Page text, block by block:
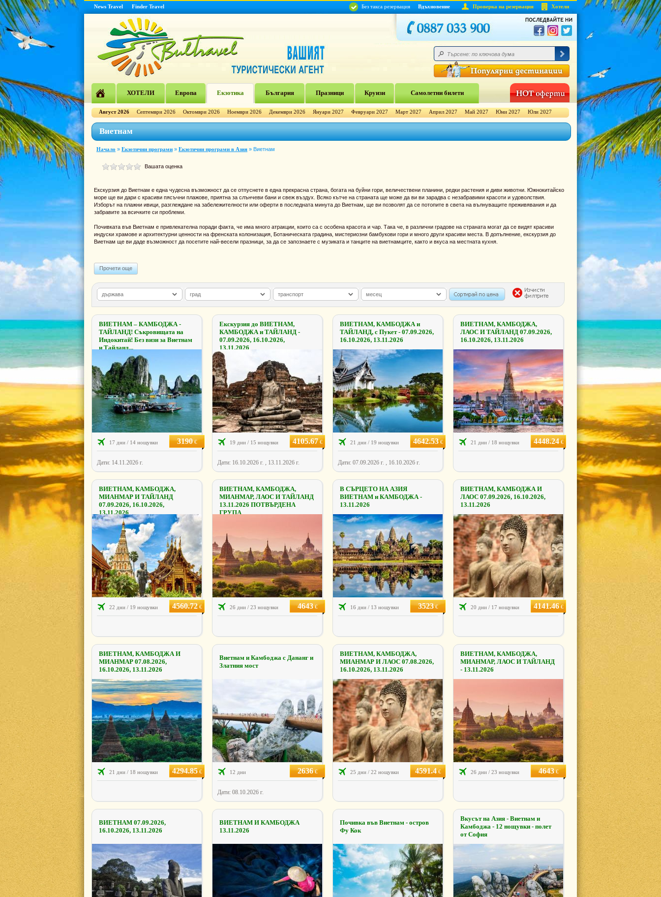
Без такса резервация Вдъхновение Проверка на резервация Хотели
News Travel Finder Travel
ХОТЕЛИ Европа Екзотика България Празници Круизи Самолетни билети
Август 2026 Септември 2026 Октомври 2026 Ноември 2026 Декември 2026 Януари 2027 Февруари 2027 Март 2027 Април 2027 Май 2027 Юни 2027 Юли 2027
Виетнам
Начало » Екзотични програми » Екзотични програми в Азия » Виетнам
Вашата оценка
Екскурзия до Виетнам е една чудесна възможност да се отпуснете в една прекрасна страна, богата на буйни гори, величествени планини, редки растения и диви животни. Южнокитайско
море ще ви дари с красиви пясъчни плажове, приятна за слънчеви бани и свеж въздух. Всяко кътче на страната ще може да ви ви зарадва с незабравими красоти и удоволствия.
Изборът на плажни ивици, разглеждане на забележителности или оферти в последната минута до Виетнам, ще ви позволят да се потопите в света на вълнуващите преживявания и да
забравите за всичките си проблеми.
Почивката във Виетнам е привлекателна поради факта, че има много атракции, които са с особена красота и чар. Така че, в различни градове на страната могат да се видят красиви
индуски храмове и архитектурни ценности на френската колонизация, Ботаническата градина, мистериозни бамбукови гори и много други красиви места. В допълнение, екскурзия до
Виетнам ще ви даде възможност да посетите най-весели празници, за да се запознаете с музиката и танците на виетнамците, както и вкуса на местната кухня.
Прочети още
ВИЕТНАМ – КАМБОДЖА -
ТАЙЛАНД! Съкровищата на
Индокитай! Без визи за Виетнам
и Тайланд...
17 дни / 14 нощувки 3190€
Дати: 14.11.2026 г.
Eкскурзия до ВИЕТНАМ,
КАМБОДЖА и ТАЙЛАНД -
07.09.2026, 16.10.2026,
13.11.2026
19 дни / 15 нощувки 4105.67€
Дати: 16.10.2026 г. , 13.11.2026 г.
ВИЕТНАМ, КАМБОДЖА и
ТАЙЛАНД, с Пукет - 07.09.2026,
16.10.2026, 13.11.2026
21 дни / 19 нощувки 4642.53€
Дати: 07.09.2026 г. , 16.10.2026 г.
ВИЕТНАМ, КАМБОДЖА,
ЛАОС И ТАЙЛАНД 07.09.2026,
16.10.2026, 13.11.2026
21 дни / 18 нощувки 4448.24€
ВИЕТНАМ, КАМБОДЖА,
МИАНМАР И ТАЙЛАНД
07.09.2026, 16.10.2026,
13.11.2026
22 дни / 19 нощувки 4560.72€
ВИЕТНАМ, КАМБОДЖА,
МИАНМАР, ЛАОС И ТАЙЛАНД
13.11.2026 ПОТВЪРДЕНА
ГРУПА
26 дни / 23 нощувки 4643€
В СЪРЦЕТО НА АЗИЯ
ВИЕТНАМ и КАМБОДЖА -
13.11.2026
16 дни / 13 нощувки 3523€
ВИЕТНАМ, КАМБОДЖА И
ЛАОС 07.09.2026, 16.10.2026,
13.11.2026
20 дни / 17 нощувки 4141.46€
ВИЕТНАМ, КАМБОДЖА И
МИАНМАР 07.08.2026,
16.10.2026, 13.11.2026
21 дни / 18 нощувки 4294.85€
Виетнам и Камбоджа с Дананг и
Златния мост
12 дни 2636€
Дати: 08.10.2026 г.
ВИЕТНАМ, КАМБОДЖА,
МИАНМАР И ЛАОС 07.08.2026,
16.10.2026, 13.11.2026
25 дни / 22 нощувки 4591.4€
ВИЕТНАМ, КАМБОДЖА,
МИАНМАР, ЛАОС И ТАЙЛАНД
- 13.11.2026
26 дни / 23 нощувки 4643€
ВИЕТНАМ 07.09.2026,
16.10.2026, 13.11.2026
ВИЕТНАМ И КАМБОДЖА
13.11.2026
Почивка във Виетнам - остров
Фу Кок
Вкусът на Азия - Виетнам и
Камбоджа - 12 нощувки - полет
от София